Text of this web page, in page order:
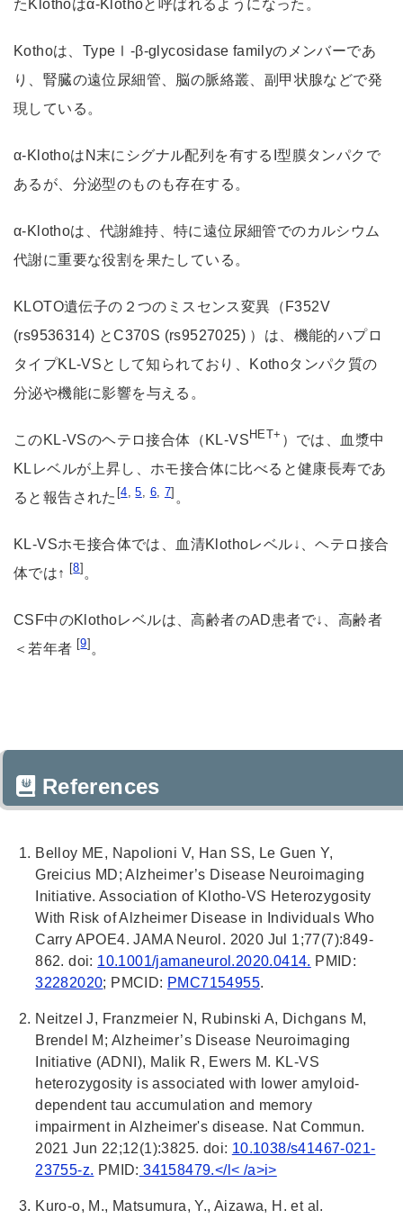
たKlothoはα-Klothoと呼ばれるようになった。
Kothoは、TypeⅠ-β-glycosidase familyのメンバーであ
り、腎臓の遠位尿細管、脳の脈絡叢、副甲状腺などで発
現している。
α-KlothoはN末にシグナル配列を有するI型膜タンパクで
あるが、分泌型のものも存在する。
α-Klothoは、代謝維持、特に遠位尿細管でのカルシウム
代謝に重要な役割を果たしている。
KLOTO遺伝子の２つのミスセンス変異（F352V
(rs9536314) とC370S (rs9527025) ）は、機能的ハプロ
タイプKL-VSとして知られており、Kothoタンパク質の
分泌や機能に影響を与える。
このKL-VSのヘテロ接合体（KL-VS HET+ ）では、血漿中
KLレベルが上昇し、ホモ接合体に比べると健康長寿であ
ると報告された [4,5, 6, 7] 。
KL-VSホモ接合体では、血清Klothoレベル↓、ヘテロ接合
体では↑ [8] 。
CSF中のKlothoレベルは、高齢者のAD患者で↓、高齢者
＜若年者 [9] 。
References
Belloy ME, Napolioni V, Han SS, Le Guen Y,
Greicius MD; Alzheimer’s Disease Neuroimaging
Initiative. Association of Klotho-VS Heterozygosity
With Risk of Alzheimer Disease in Individuals Who
Carry APOE4. JAMA Neurol. 2020 Jul 1;77(7):849-
862. doi: 10.1001/jamaneurol.2020.0414. PMID:
32282020; PMCID: PMC7154955.
Neitzel J, Franzmeier N, Rubinski A, Dichgans M,
Brendel M; Alzheimer’s Disease Neuroimaging
Initiative (ADNI), Malik R, Ewers M. KL-VS
heterozygosity is associated with lower amyloid-
dependent tau accumulation and memory
impairment in Alzheimer's disease. Nat Commun.
2021 Jun 22;12(1):3825. doi: 10.1038/s41467-021-
23755-z. PMID: 34158479.</l< /a>i>
Kuro-o, M., Matsumura, Y., Aizawa, H. et al.